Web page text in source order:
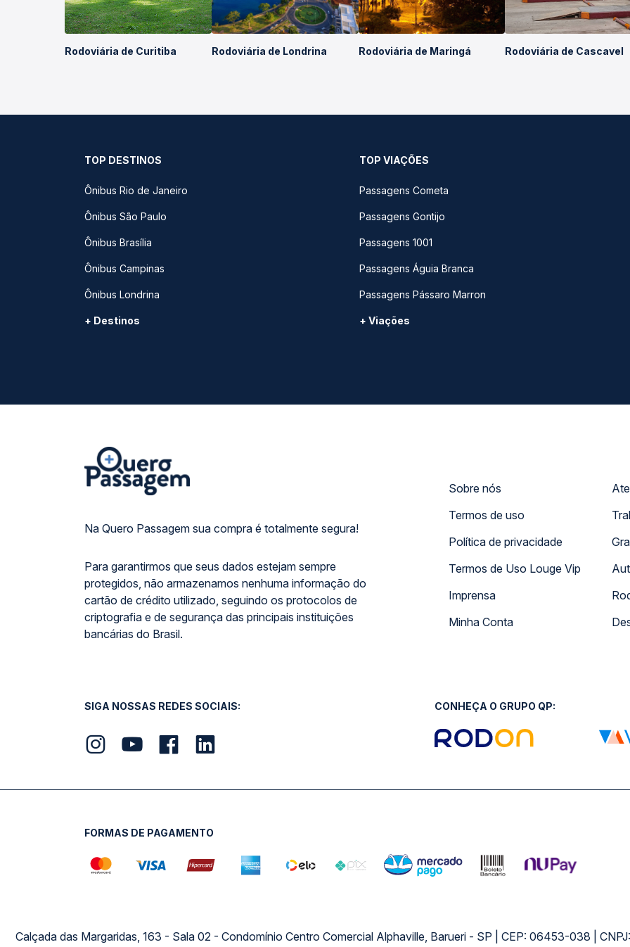
Rodoviária de Curitiba Rodoviária de Londrina Rodoviária de Maringá Rodoviária de Cascavel
TOP DESTINOS
Ônibus Rio de Janeiro
Ônibus São Paulo
Ônibus Brasília
Ônibus Campinas
Ônibus Londrina
+ Destinos
TOP VIAÇÕES
Passagens Cometa
Passagens Gontijo
Passagens 1001
Passagens Águia Branca
Passagens Pássaro Marron
+ Viações
Na Quero Passagem sua compra é totalmente segura!
Para garantirmos que seus dados estejam sempre
protegidos, não armazenamos nenhuma informação do
cartão de crédito utilizado, seguindo os protocolos de
criptografia e de segurança das principais instituições
bancárias do Brasil.
Sobre nós
Termos de uso
Política de privacidade
Termos de Uso Louge Vip
Imprensa
Minha Conta
SIGA NOSSAS REDES SOCIAIS: CONHEÇA O GRUPO QP:
FORMAS DE PAGAMENTO
Calçada das Margaridas, 163 - Sala 02 - Condomínio Centro Comercial Alphaville, Barueri - SP | CEP: 06453-038 |